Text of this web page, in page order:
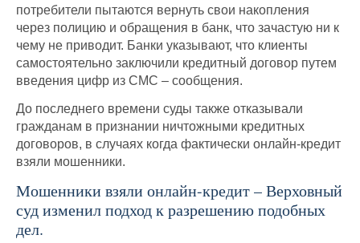
потребители пытаются вернуть свои накопления
через полицию и обращения в банк, что зачастую ни к
чему не приводит. Банки указывают, что клиенты
самостоятельно заключили кредитный договор путем
введения цифр из СМС – сообщения.
До последнего времени суды также отказывали
гражданам в признании ничтожными кредитных
договоров, в случаях когда фактически онлайн-кредит
взяли мошенники.
Мошенники взяли онлайн-кредит – Верховный
суд изменил подход к разрешению подобных
дел.